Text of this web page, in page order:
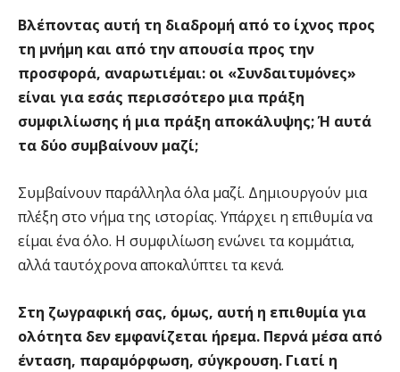
Βλέποντας αυτή τη διαδρομή από το ίχνος προς
τη μνήμη και από την απουσία προς την
προσφορά, αναρωτιέμαι: οι «Συνδαιτυμόνες»
είναι για εσάς περισσότερο μια πράξη
συμφιλίωσης ή μια πράξη αποκάλυψης; Ή αυτά
τα δύο συμβαίνουν μαζί;
Συμβαίνουν παράλληλα όλα μαζί. Δημιουργούν μια
πλέξη στο νήμα της ιστορίας. Υπάρχει η επιθυμία να
είμαι ένα όλο. Η συμφιλίωση ενώνει τα κομμάτια,
αλλά ταυτόχρονα αποκαλύπτει τα κενά.
Στη ζωγραφική σας, όμως, αυτή η επιθυμία για
ολότητα δεν εμφανίζεται ήρεμα. Περνά μέσα από
ένταση, παραμόρφωση, σύγκρουση. Γιατί η